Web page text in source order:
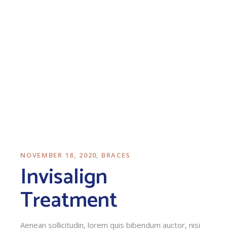
NOVEMBER 18, 2020 BRACES
Invisalign
Treatment
Aenean sollicitudin, lorem quis bibendum auctor, nisi